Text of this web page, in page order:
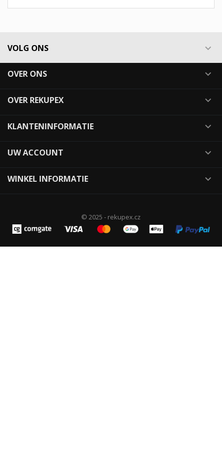
VOLG ONS 
OVER ONS 
OVER REKUPEX 
KLANTENINFORMATIE 
UW ACCOUNT 
WINKEL INFORMATIE 
© 2025 - rekupex.cz